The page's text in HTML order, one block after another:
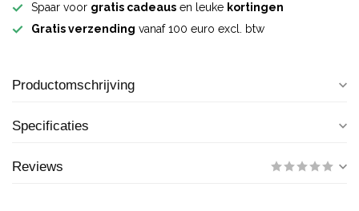
Spaar voor gratis cadeaus en leuke kortingen
Gratis verzending vanaf 100 euro excl. btw
Productomschrijving
Specificaties
Reviews